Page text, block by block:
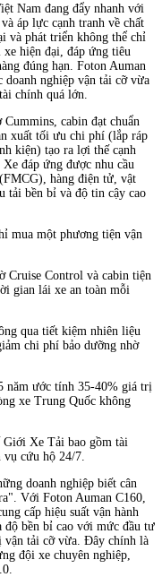
Nam đang đẩy nhanh với
áp lực cạnh tranh về chất
và phát triển không thể chỉ
hiện đại, đáp ứng tiêu
đúng hạn. Foton Auman
nghiệp vận tải cỡ vừa
chính quá lớn.
cabin đạt chuẩn
xuất tối ưu chi phí (lắp ráp
kiện) tạo ra lợi thế cạnh
đáp ứng được nhu cầu
hàng điện tử, vật
tải bền bỉ và độ tin cậy cao
mua một phương tiện vận
Cruise Control và cabin tiện
gian lái xe an toàn mỗi
qua tiết kiệm nhiên liệu
chi phí bảo dưỡng nhờ
năm ước tính 35-40% giá trị
xe Trung Quốc không
Giới Xe Tải bao gồm tài
cứu hộ 24/7.
doanh nghiệp biết cân
Với Foton Auman C160,
cấp hiệu suất vận hành
độ bền bỉ cao với mức đầu tư
vận tải cỡ vừa. Đây chính là
đội xe chuyên nghiệp,